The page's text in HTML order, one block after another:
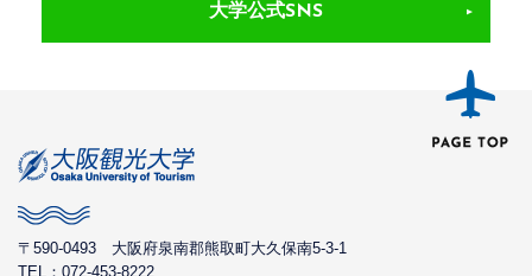
大学公式SNS
〒590-0493 大阪府泉南郡熊取町大久保南5-3-1
TEL：072-453-8222